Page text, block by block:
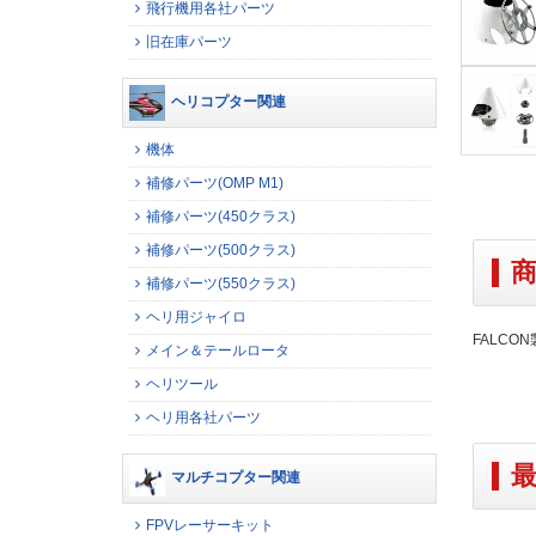
飛行機用各社パーツ
旧在庫パーツ
ヘリコプター関連
機体
補修パーツ(OMP M1)
補修パーツ(450クラス)
補修パーツ(500クラス)
補修パーツ(550クラス)
ヘリ用ジャイロ
メイン＆テールロータ
ヘリツール
ヘリ用各社パーツ
マルチコプター関連
FPVレーサーキット